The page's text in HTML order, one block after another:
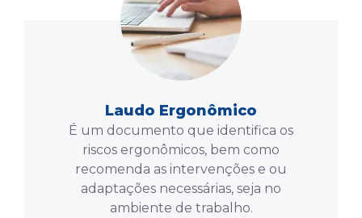
Laudo Ergonômico
É um documento que identifica os
riscos ergonômicos, bem como
recomenda as intervenções e ou
adaptações necessárias, seja no
ambiente de trabalho.